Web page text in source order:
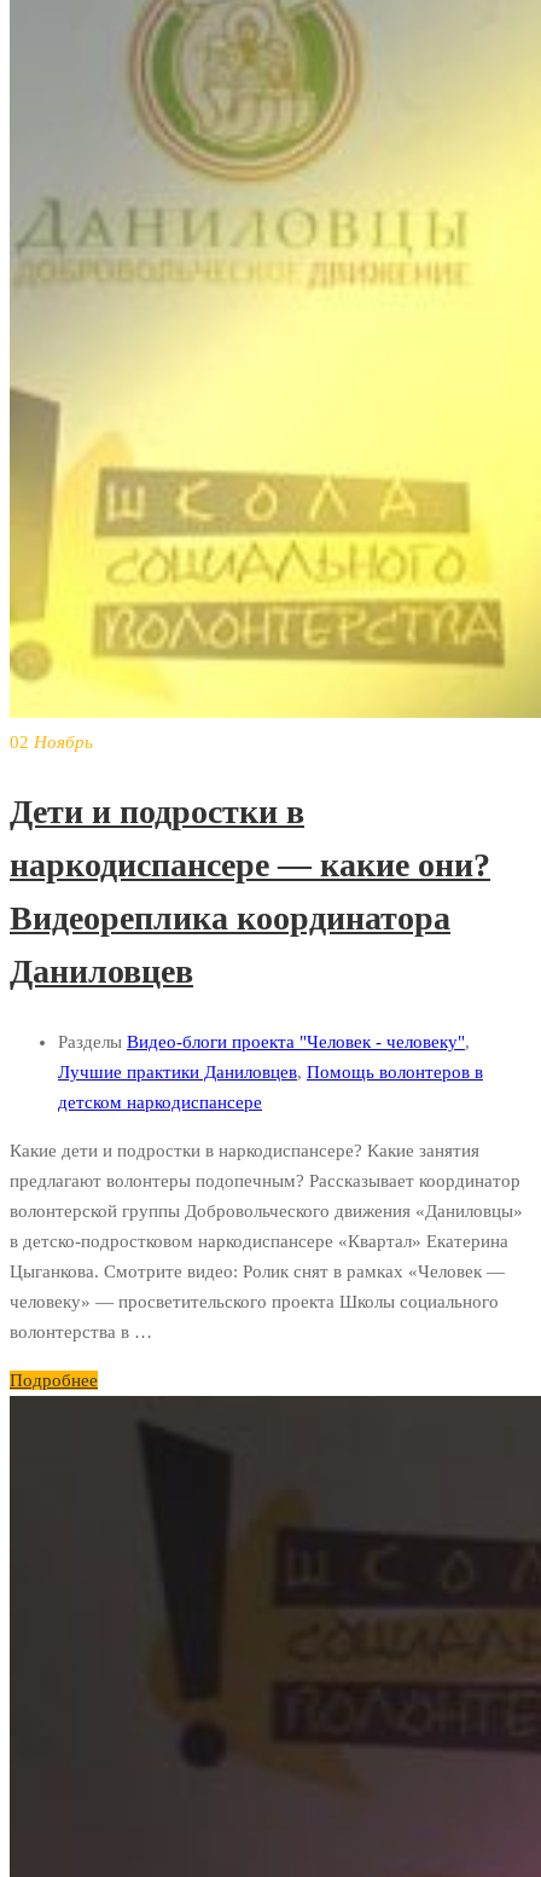
02 Ноябрь
Дети и подростки в
наркодиспансере — какие они?
Видеореплика координатора
Даниловцев
Разделы Видео-блоги проекта "Человек - человеку",
Лучшие практики Даниловцев, Помощь волонтеров в
детском наркодиспансере
Какие дети и подростки в наркодиспансере? Какие занятия
предлагают волонтеры подопечным? Рассказывает координатор
волонтерской группы Добровольческого движения «Даниловцы»
в детско-подростковом наркодиспансере «Квартал» Екатерина
Цыганкова. Смотрите видео: Ролик снят в рамках «Человек —
человеку» — просветительского проекта Школы социального
волонтерства в …
Подробнее